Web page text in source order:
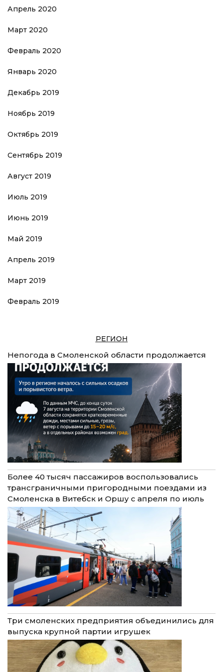
Апрель 2020
Март 2020
Февраль 2020
Январь 2020
Декабрь 2019
Ноябрь 2019
Октябрь 2019
Сентябрь 2019
Август 2019
Июль 2019
Июнь 2019
Май 2019
Апрель 2019
Март 2019
Февраль 2019
РЕГИОН
Непогода в Смоленской области продолжается
Более 40 тысяч пассажиров воспользовались
трансграничными пригородными поездами из
Смоленска в Витебск и Оршу с апреля по июль
Три смоленских предприятия объединились для
выпуска крупной партии игрушек